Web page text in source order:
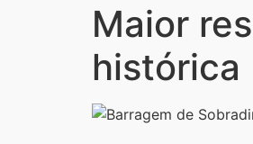
Maior
histórica